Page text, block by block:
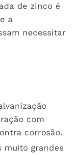
de zinco é
a
necessitar
com
corrosão.
muito grandes